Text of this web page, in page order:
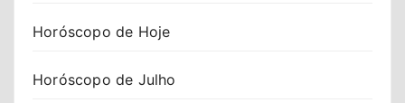
Horóscopo de Hoje
Horóscopo de Julho